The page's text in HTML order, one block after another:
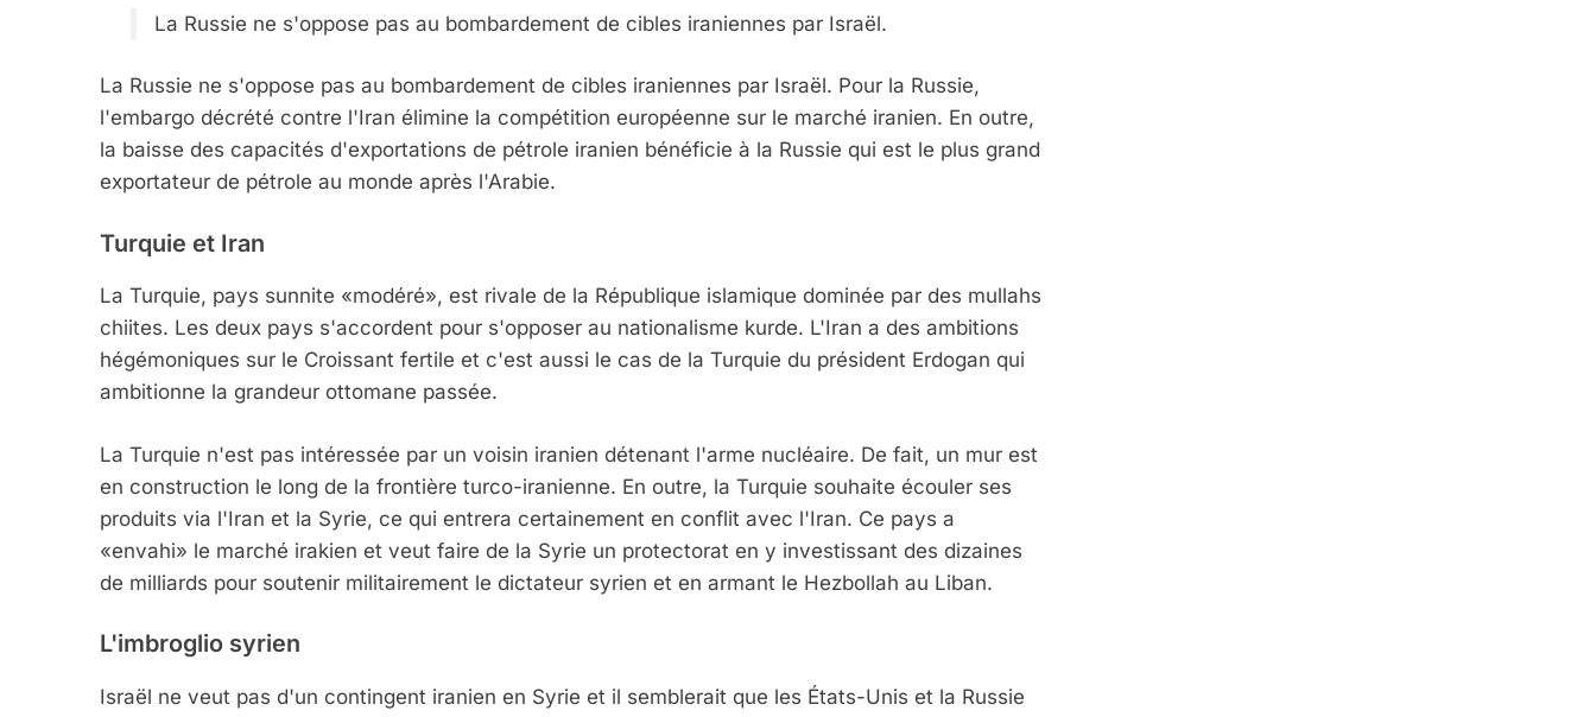
La Russie ne s'oppose pas au bombardement de cibles iraniennes par Israël.
La Russie ne s'oppose pas au bombardement de cibles iraniennes par Israël. Pour la Russie,
l'embargo décrété contre l'Iran élimine la compétition européenne sur le marché iranien. En outre,
la baisse des capacités d'exportations de pétrole iranien bénéficie à la Russie qui est le plus grand
exportateur de pétrole au monde après l'Arabie.
Turquie et Iran
La Turquie, pays sunnite «modéré», est rivale de la République islamique dominée par des mullahs
chiites. Les deux pays s'accordent pour s'opposer au nationalisme kurde. L'Iran a des ambitions
hégémoniques sur le Croissant fertile et c'est aussi le cas de la Turquie du président Erdogan qui
ambitionne la grandeur ottomane passée.
La Turquie n'est pas intéressée par un voisin iranien détenant l'arme nucléaire. De fait, un mur est
en construction le long de la frontière turco-iranienne. En outre, la Turquie souhaite écouler ses
produits via l'Iran et la Syrie, ce qui entrera certainement en conflit avec l'Iran. Ce pays a
«envahi» le marché irakien et veut faire de la Syrie un protectorat en y investissant des dizaines
de milliards pour soutenir militairement le dictateur syrien et en armant le Hezbollah au Liban.
L'imbroglio syrien
Israël ne veut pas d'un contingent iranien en Syrie et il semblerait que les États-Unis et la Russie